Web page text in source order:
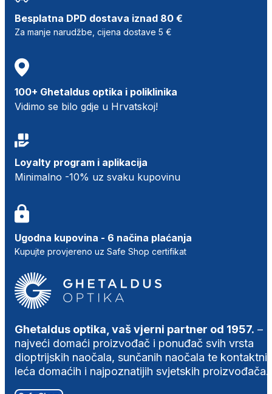
Besplatna DPD dostava iznad 80 €
Za manje narudžbe, cijena dostave 5 €
100+ Ghetaldus optika i poliklinika
Vidimo se bilo gdje u Hrvatskoj!
Loyalty program i aplikacija
Minimalno -10% uz svaku kupovinu
Ugodna kupovina - 6 načina plaćanja
Kupujte provjereno uz Safe Shop certifikat
Ghetaldus optika, vaš vjerni partner od 1957. –
najveći domaći proizvođač i ponuđač svih vrsta
dioptrijskih naočala, sunčanih naočala te
leća domaćih i najpoznatijih svjetskih proizvođača.